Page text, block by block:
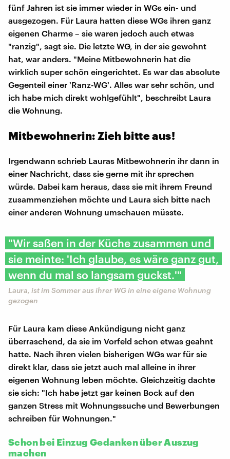
fünf Jahren ist sie immer wieder in WGs ein- und
ausgezogen. Für Laura hatten diese WGs ihren ganz
eigenen Charme – sie waren jedoch auch etwas
"ranzig", sagt sie. Die letzte WG, in der sie gewohnt
hat, war anders. "Meine Mitbewohnerin hat die
wirklich super schön eingerichtet. Es war das absolute
Gegenteil einer 'Ranz-WG'. Alles war sehr schön, und
ich habe mich direkt wohlgefühlt", beschreibt Laura
die Wohnung.
Mitbewohnerin: Zieh bitte aus!
Irgendwann schrieb Lauras Mitbewohnerin ihr dann in
einer Nachricht, dass sie gerne mit ihr sprechen
würde. Dabei kam heraus, dass sie mit ihrem Freund
zusammenziehen möchte und Laura sich bitte nach
einer anderen Wohnung umschauen müsste.
"Wir saßen in der Küche zusammen und
sie meinte: 'Ich glaube, es wäre ganz gut,
wenn du mal so langsam guckst.'"
Laura, ist im Sommer aus ihrer WG in eine eigene Wohnung
gezogen
Für Laura kam diese Ankündigung nicht ganz
überraschend, da sie im Vorfeld schon etwas geahnt
hatte. Nach ihren vielen bisherigen WGs war für sie
direkt klar, dass sie jetzt auch mal alleine in ihrer
eigenen Wohnung leben möchte. Gleichzeitig dachte
sie sich: "Ich habe jetzt gar keinen Bock auf den
ganzen Stress mit Wohnungssuche und Bewerbungen
schreiben für Wohnungen."
Schon bei Einzug Gedanken über Auszug
machen